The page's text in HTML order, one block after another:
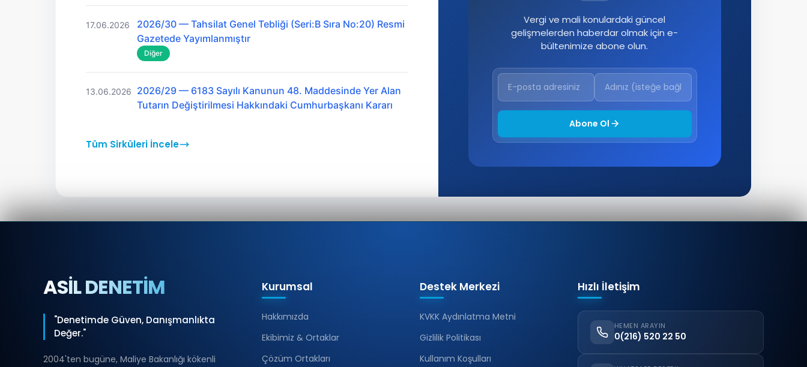
17.06.2026
2026/30 — Tahsilat Genel Tebliği (Seri:B Sıra No:20) Resmi
Gazetede Yayımlanmıştır
Diğer
13.06.2026
2026/29 — 6183 Sayılı Kanunun 48. Maddesinde Yer Alan
Tutarın Değiştirilmesi Hakkındaki Cumhurbaşkanı Kararı
Tüm Sirküleri İncele
Vergi ve mali konulardaki güncel
gelişmelerden haberdar olmak için e-
bültenimize abone olun.
Abone Ol
ASİL DENETİM
"Denetimde Güven, Danışmanlıkta
Değer."
2004'ten bugüne, Maliye Bakanlığı kökenli
Kurumsal
Hakkımızda
Ekibimiz & Ortaklar
Çözüm Ortakları
Destek Merkezi
KVKK Aydınlatma Metni
Gizlilik Politikası
Kullanım Koşulları
Hızlı İletişim
HEMEN ARAYIN
0(216) 520 22 50